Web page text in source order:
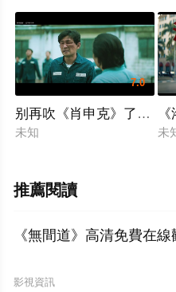
7.0
别再吹《肖申克》了！這
未知 未
推薦閱讀
《無間道》高清免費在線
影視資訊